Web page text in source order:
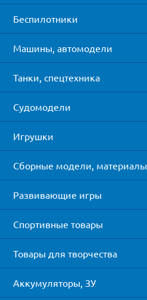
Беспилотники
Машины, автомодели
Танки, спецтехника
Судомодели
Игрушки
Сборные модели, материалы
Развивающие игры
Спортивные товары
Товары для творчества
Аккумуляторы, ЗУ